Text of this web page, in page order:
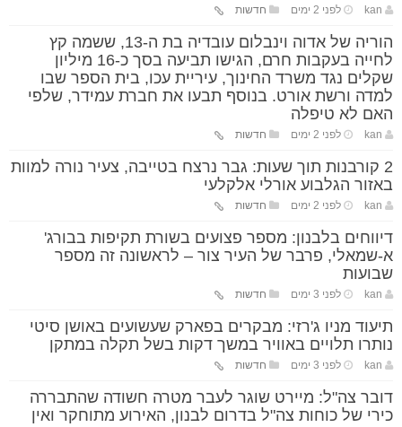
kan לפני 2 ימים חדשות
הוריה של אדוה וינבלום עובדיה בת ה-13, ששמה קץ
לחייה בעקבות חרם, הגישו תביעה בסך כ-16 מיליון
שקלים נגד משרד החינוך, עיריית עכו, בית הספר שבו
למדה ורשת אורט. בנוסף תבעו את חברת עמידר, שלפי
האם לא טיפלה
kan לפני 2 ימים חדשות
2 קורבנות תוך שעות: גבר נרצח בטייבה, צעיר נורה למוות
באזור הגלבוע אורלי אלקלעי
kan לפני 2 ימים חדשות
דיווחים בלבנון: מספר פצועים בשורת תקיפות בבורג'
א-שמאלי, פרבר של העיר צור – לראשונה זה מספר
שבועות
kan לפני 3 ימים חדשות
תיעוד מניו ג'רזי: מבקרים בפארק שעשועים באושן סיטי
נותרו תלויים באוויר במשך דקות בשל תקלה במתקן
kan לפני 3 ימים חדשות
דובר צה"ל: מיירט שוגר לעבר מטרה חשודה שהתבררה
כירי של כוחות צה"ל בדרום לבנון, האירוע מתוחקר ואין